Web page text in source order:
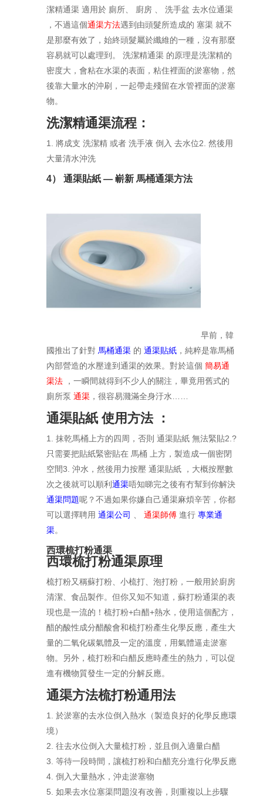
潔精通渠 適用於 廁所、 廚房 、 洗手盆 去水位通渠
，不過這個通渠方法遇到由頭髮所造成的 塞渠 就不
是那麼有效了，始終頭髮屬於纖維的一種，沒有那麼
容易就可以處理到。 洗潔精通渠 的原理是洗潔精的
密度大，會粘在水渠的表面，粘住裡面的淤塞物，然
後靠大量水的沖刷，一起帶走殘留在水管裡面的淤塞
物。
洗潔精通渠流程：
1. 將成支 洗潔精 或者 洗手液 倒入 去水位2. 然後用
大量清水沖洗
4） 通渠貼紙 — 嶄新 馬桶通渠方法
早前，韓
國推出了針對 馬桶通渠的 通渠貼紙，純粹是靠馬桶
內部營造的水壓達到通渠的效果。對於這個 簡易通
渠法，一瞬間就得到不少人的關注，畢竟用舊式的
廁所泵 通渠，很容易濺滿全身汙水……
通渠貼紙 使用方法 ：
1. 抹乾馬桶上方的四周，否則 通渠貼紙 無法緊貼2.?
只需要把貼紙緊密貼在 馬桶 上方，製造成一個密閉
空間3. 沖水，然後用力按壓 通渠貼紙 ，大概按壓數
次之後就可以順利 通渠唔知睇完之後有冇幫到你解決
通渠問題呢？不過如果你嫌自己通渠麻煩辛苦，你都
可以選擇聘用 通渠公司 通渠師傅進行 專業通
渠。
西環梳打粉通渠
西環梳打粉通渠原理
梳打粉又稱蘇打粉、小梳打、泡打粉，一般用於廚房
清潔、食品製作。但你又知不知道，蘇打粉通渠的表
現也是一流的！梳打粉+白醋+熱水，使用這個配方，
醋的酸性成分醋酸會和梳打粉產生化學反應，產生大
量的二氧化碳氣體及一定的溫度，用氣體逼走淤塞
物。另外，梳打粉和白醋反應時產生的熱力，可以促
進有機物質發生一定的分解反應。
通渠方法梳打粉通用法
於淤塞的去水位倒入熱水（製造良好的化學反應環
境）
往去水位倒入大量梳打粉，並且倒入適量白醋
等待一段時間，讓梳打粉和白醋充分進行化學反應
倒入大量熱水，沖走淤塞物
如果去水位塞渠問題沒有改善，則重複以上步驟